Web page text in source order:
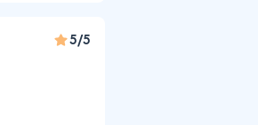
5/5